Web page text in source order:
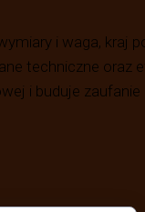
i waga, kraj
techniczne oraz
i buduje zaufanie